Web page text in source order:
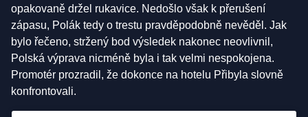
opakovaně držel rukavice. Nedošlo však k přerušení
zápasu, Polák tedy o trestu pravděpodobně nevěděl. Jak
bylo řečeno, stržený bod výsledek nakonec neovlivnil,
Polská výprava nicméně byla i tak velmi nespokojena.
Promotér prozradil, že dokonce na hotelu Přibyla slovně
konfrontovali.